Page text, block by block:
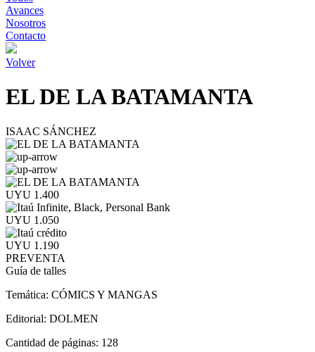
Avances
Nosotros
Contacto
Volver
EL DE LA BATAMANTA
ISAAC SÁNCHEZ
UYU 1.400
UYU 1.050
UYU 1.190
PREVENTA
Guía de talles
Temática: CÓMICS Y MANGAS
Editorial: DOLMEN
Cantidad de páginas: 128